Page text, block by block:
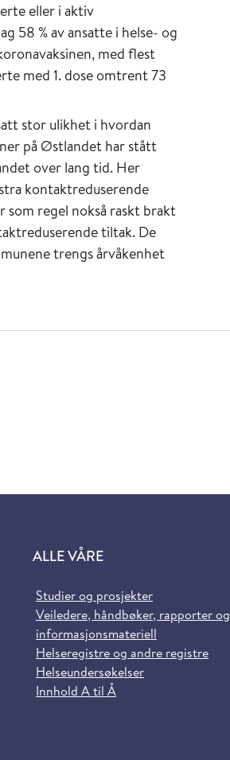
eller i aktiv
58 % av ansatte i helse- og
med flest
med 1. dose omtrent 73
stor ulikhet i hvordan
på Østlandet har stått
over lang tid. Her
kontaktreduserende
som regel nokså raskt brakt
tiltak. De
trengs årvåkenhet
ALLE VÅRE
Studier og prosjekter
Veiledere, håndbøker, rapporter og
informasjonsmateriell
Helseregistre og andre registre
Helseundersøkelser
Innhold A til Å